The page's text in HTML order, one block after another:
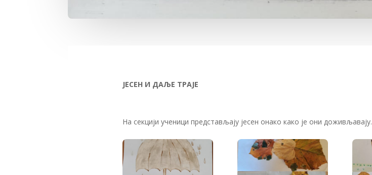
ЈЕСЕН И ДАЉЕ ТРАЈЕ
На секцији ученици представљају јесен онако како је они доживљавају.